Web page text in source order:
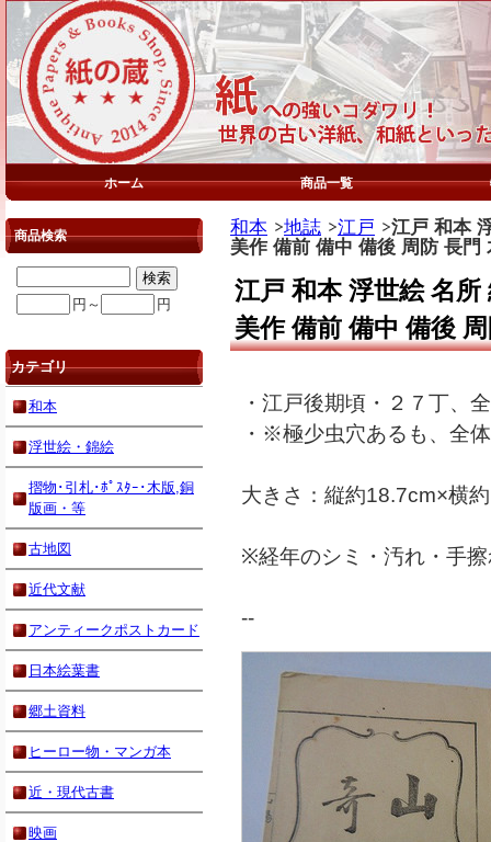
ホーム 商品一覧
和本 地誌 江戸
江戸 和本
美作 備前 備中 備後 周防 長門
江戸 和本 浮世絵 名
美作 備前 備中 備後
・江戸後期頃・２７丁、
・※極少虫穴あるも、全
大きさ：縦約18.7cm×横
※経年のシミ・汚れ・手
--
商品検索
円～ 円
カテゴリ
和本
浮世絵・錦絵
摺物･引札･ﾎﾟｽﾀｰ･木版,銅
版画・等
古地図
近代文献
アンティークポストカード
日本絵葉書
郷土資料
ヒーロー物・マンガ本
近・現代古書
映画